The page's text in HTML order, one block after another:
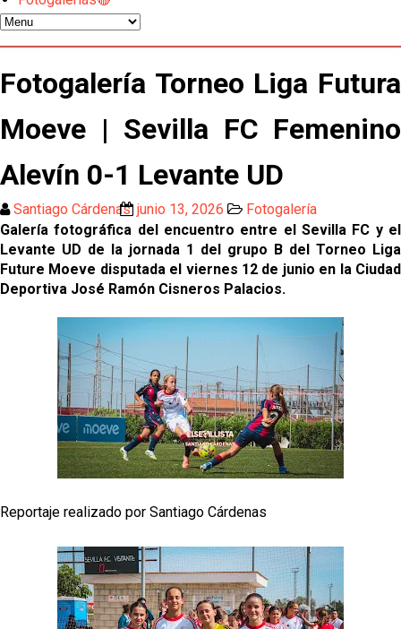
Sow muy cerca de cerrar su traspaso al Genoa
Oso es el siguiente en la lista para salir
El Sevilla FC oficializa la cesión de Rafa Mir al Aris
Juanlu se marcha traspasado al Bournemouth
Emery quiere pescar en el Atleti , el Villareal ya
tiene nuevo portero y el Getafe mueve ficha... Las
últimas novedades del mercado de La Liga
Vargas y Sow se incorporan al grupo en la sesión
del martes
Odysseas Vlachodimos: “El objetivo es mejorar la
temporada pasada”
El Sevilla FC empieza a inscribir a los nuevos
fichajes
Opinión | "Carta abierta a Alberto Flores" por Rafa
Análisis I Quién es y cómo juega Fran González
Miguel Sierra: La temporada pasada se vio
reflejado que podemos tirar para delante y
trabajamos con ilusión
Fotogalería Torneo Liga Futura
Moeve | Sevilla FC Femenino
Alevín 0-1 Levante UD
Santiago Cárdenas junio 13, 2026
Fotogalería
Galería fotográfica del encuentro entre el Sevilla FC y el
Levante UD de la jornada 1 del grupo B del Torneo Liga
Future Moeve disputada el viernes 12 de junio en la Ciudad
Deportiva José Ramón Cisneros Palacios.
Reportaje realizado por Santiago Cárdenas